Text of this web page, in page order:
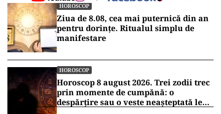
HOROSCOP
Ziua de 8.08, cea mai puternică din an
pentru dorințe. Ritualul simplu de
manifestare
HOROSCOP
Horoscop 8 august 2026. Trei zodii trec
prin momente de cumpănă: o
despărțire sau o veste neașteptată le